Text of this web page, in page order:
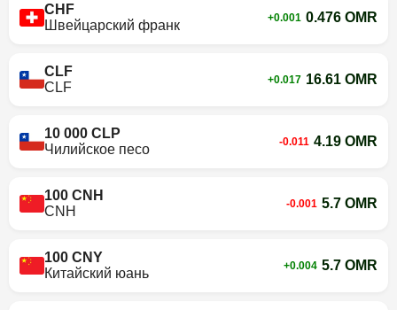
CHF
Швейцарский франк
+0.001 0.476 OMR
CLF
CLF
+0.017 16.61 OMR
10 000 CLP
Чилийское песо
-0.011 4.19 OMR
100 CNH
CNH
-0.001 5.7 OMR
100 CNY
Китайский юань
+0.004 5.7 OMR